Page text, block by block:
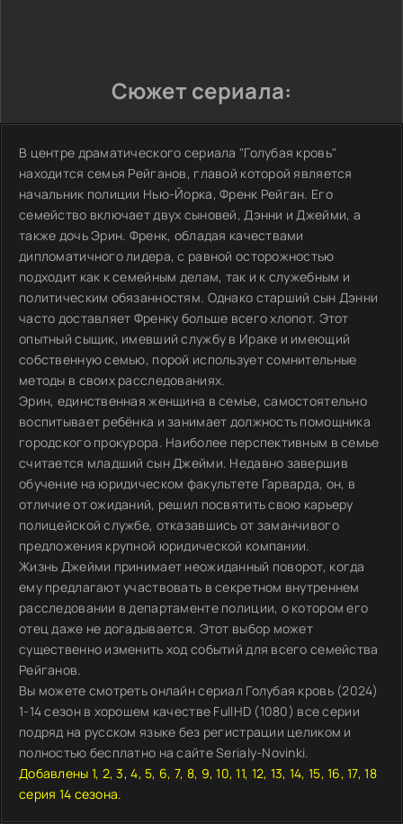
Сюжет сериала:
В центре драматического сериала "Голубая кровь"
находится семья Рейганов, главой которой является
начальник полиции Нью-Йорка, Френк Рейган. Его
семейство включает двух сыновей, Дэнни и Джейми, а
также дочь Эрин. Френк, обладая качествами
дипломатичного лидера, с равной осторожностью
подходит как к семейным делам, так и к служебным и
политическим обязанностям. Однако старший сын Дэнни
часто доставляет Френку больше всего хлопот. Этот
опытный сыщик, имевший службу в Ираке и имеющий
собственную семью, порой использует сомнительные
методы в своих расследованиях.
Эрин, единственная женщина в семье, самостоятельно
воспитывает ребёнка и занимает должность помощника
городского прокурора. Наиболее перспективным в семье
считается младший сын Джейми. Недавно завершив
обучение на юридическом факультете Гарварда, он, в
отличие от ожиданий, решил посвятить свою карьеру
полицейской службе, отказавшись от заманчивого
предложения крупной юридической компании.
Жизнь Джейми принимает неожиданный поворот, когда
ему предлагают участвовать в секретном внутреннем
расследовании в департаменте полиции, о котором его
отец даже не догадывается. Этот выбор может
существенно изменить ход событий для всего семейства
Рейганов.
Вы можете смотреть онлайн сериал Голубая кровь (2024)
1-14 сезон в хорошем качестве FullHD (1080) все серии
подряд на русском языке без регистрации целиком и
полностью бесплатно на сайте Serialy-Novinki.
Добавлены 1, 2, 3, 4, 5, 6, 7, 8, 9, 10, 11, 12, 13, 14, 15, 16, 17, 18
серия 14 сезона.